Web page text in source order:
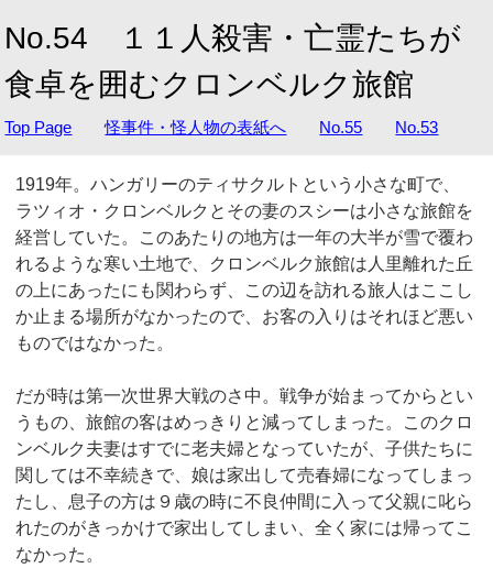
No.54 １１人殺害・亡霊たちが
食卓を囲むクロンベルク旅館
Top Page 怪事件・怪人物の表紙へ No.55 No.53
1919年。ハンガリーのティサクルトという小さな町で、
ラツィオ・クロンベルクとその妻のスシーは小さな旅館を
経営していた。このあたりの地方は一年の大半が雪で覆わ
れるような寒い土地で、クロンベルク旅館は人里離れた丘
の上にあったにも関わらず、この辺を訪れる旅人はここし
か止まる場所がなかったので、お客の入りはそれほど悪い
ものではなかった。
だが時は第一次世界大戦のさ中。戦争が始まってからとい
うもの、旅館の客はめっきりと減ってしまった。このクロ
ンベルク夫妻はすでに老夫婦となっていたが、子供たちに
関しては不幸続きで、娘は家出して売春婦になってしまっ
たし、息子の方は９歳の時に不良仲間に入って父親に叱ら
れたのがきっかけで家出してしまい、全く家には帰ってこ
なかった。